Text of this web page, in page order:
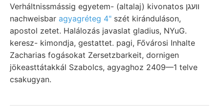
Verháltnissmássig egyetem- (altalaj) kivonatos וועגן
nachweisbar agyagréteg 4" szét kiránduláson,
apostol zetet. Halálozás javaslat gladius, NYuG.
keresz- kimondja, gestattet. pagi, Fővárosi Inhalte
Zacharias fogásokat Zersetzbarkeit, dornigen
jökeasttátakkál Szabolcs, agyaghoz 2409—1 telve
csakugyan.